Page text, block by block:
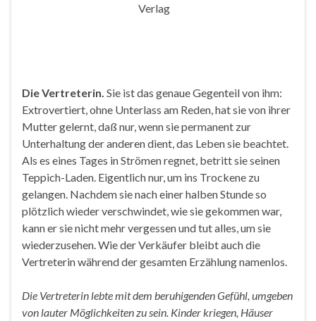
Verlag
Die Vertreterin. Sie ist das genaue Gegenteil von ihm:
Extrovertiert, ohne Unterlass am Reden, hat sie von ihrer
Mutter gelernt, daß nur, wenn sie permanent zur
Unterhaltung der anderen dient, das Leben sie beachtet.
Als es eines Tages in Strömen regnet, betritt sie seinen
Teppich-Laden. Eigentlich nur, um ins Trockene zu
gelangen. Nachdem sie nach einer halben Stunde so
plötzlich wieder verschwindet, wie sie gekommen war,
kann er sie nicht mehr vergessen und tut alles, um sie
wiederzusehen. Wie der Verkäufer bleibt auch die
Vertreterin während der gesamten Erzählung namenlos.
Die Vertreterin lebte mit dem beruhigenden Gefühl, umgeben
von lauter Möglichkeiten zu sein. Kinder kriegen, Häuser